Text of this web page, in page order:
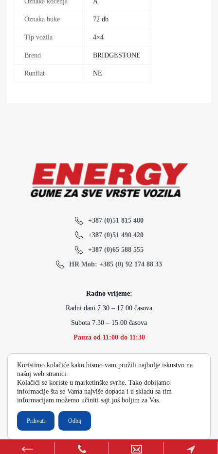
Oznaka buke 72 db
Tip vozila 4×4
Brend BRIDGESTONE
Runflat NE
+387 (0)51 815 480
+387 (0)51 490 420
+387 (0)65 588 555
HR Mob: +385 (0) 92 174 88 33
Radno vrijeme:
Radni dani 7.30 – 17.00 časova
Subota 7.30 – 15.00 časova
Pauza od 11:00 do 11:30
info@energydoo.com
2026 Copyright Energy Auto Gume
Koristimo kolačiće kako bismo vam pružili najbolje iskustvo na
našoj web stranici.
Kolačići se koriste u marketinške svrhe. Tako dobijamo
informacije šta se Vama najviše dopada i u skladu sa tim
informacijam možemo učiniti sajt još boljim za Vas.
Prihvati Odbij